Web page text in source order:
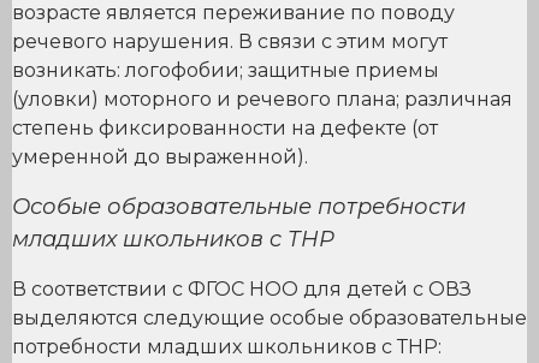
возрасте является переживание по поводу
речевого нарушения. В связи с этим могут
возникать: логофобии; защитные приемы
(уловки) моторного и речевого плана; различная
степень фиксированности на дефекте (от
умеренной до выраженной).
Особые образовательные потребности
младших школьников c ТНР
В соответствии с ФГОС НОО для детей с ОВЗ
выделяются следующие особые образовательные
потребности младших школьников с ТНР: